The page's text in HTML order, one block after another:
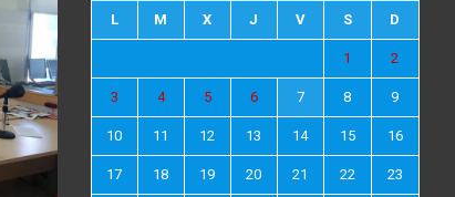
L M X J V S D
1 2
3 4 5 6 7 8 9
10 11 12 13 14 15 16
17 18 19 20 21 22 23